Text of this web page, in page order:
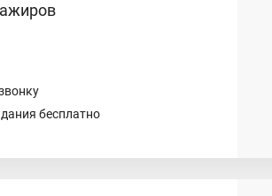
бесплатно